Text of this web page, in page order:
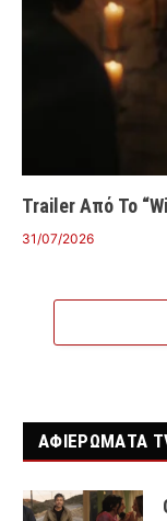
Trailer Από Το
31/07/2026
ΑΦΙΕΡΩΜΑΤΑ